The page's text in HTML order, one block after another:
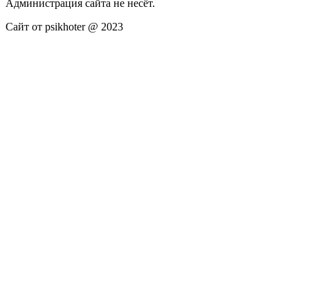
Администрация сайта не несёт.
Сайт от psikhoter @ 2023